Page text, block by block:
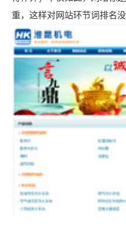
重，这样对网站环节词排名没